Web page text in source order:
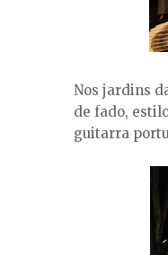
Nos jardins
de fado,
guitarra